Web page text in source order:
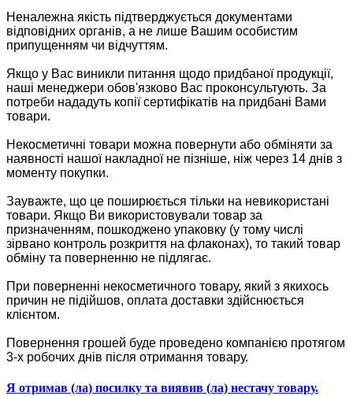
Неналежна якість підтверджується документами
відповідних органів, а не лише Вашим особистим
припущенням чи відчуттям.
Якщо у Вас виникли питання щодо придбаної продукції,
наші менеджери обов'язково Вас проконсультують. За
потреби нададуть копії сертифікатів на придбані Вами
товари.
Некосметичні товари можна повернути або обміняти за
наявності нашої накладної не пізніше, ніж через 14 днів з
моменту покупки.
Зауважте, що це поширюється тільки на невикористані
товари. Якщо Ви використовували товар за
призначенням, пошкоджено упаковку (у тому числі
зірвано контроль розкриття на флаконах), то такий товар
обміну та поверненню не підлягає.
При поверненні некосметичного товару, який з якихось
причин не підійшов, оплата доставки здійснюється
клієнтом.
Повернення грошей буде проведено компанією протягом
3-х робочих днів після отримання товару.
Я отримав (ла) посилку та виявив (ла) нестачу товару.